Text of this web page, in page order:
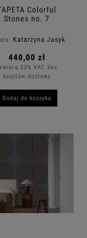
Colorful
Stones no. 7
Katarzyna Jasyk
440,00 zł
23% VAT, bez
kosztów dostawy
Dodaj do koszyka